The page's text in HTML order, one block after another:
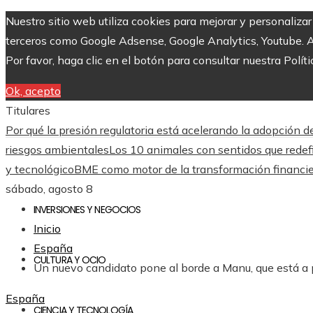
Nuestro sitio web utiliza cookies para mejorar y
terceros como Google Adsense, Google Analytics,
Por favor, haga clic en el botón para consultar nuestra
Ok, acepto
Titulares
Por qué la presión regulatoria está acelerando la adopción
riesgos ambientalesLos 10 animales con sentidos que
y tecnológicoBME como motor de la transformación
sábado, agosto 8
INVERSIONES Y NEGOCIOS
CULTURA Y OCIO
CIENCIA Y TECNOLOGÍA
Inicio
España
Un nuevo candidato pone al borde a Manu, que está a
España